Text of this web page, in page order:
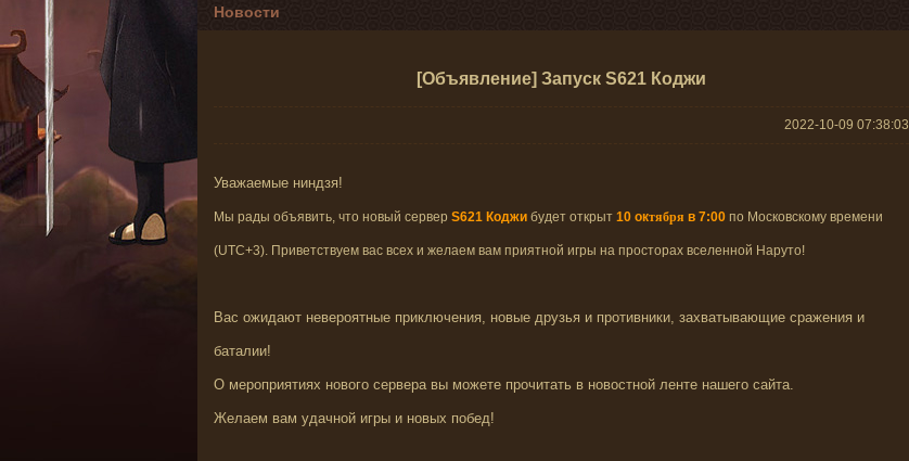
Новости
[Объявление] Запуск S621 Коджи
2022-10-09 07:38:03
Уважаемые ниндзя!
Мы рады объявить, что новый сервер S621 Коджи будет открыт 10 октября в 7:00 по Московскому времени
(UTC+3). Приветствуем вас всех и желаем вам приятной игры на просторах вселенной Наруто!
Вас ожидают невероятные приключения, новые друзья и противники, захватывающие сражения и
баталии!
О мероприятиях нового сервера вы можете прочитать в новостной ленте нашего сайта.
Желаем вам удачной игры и новых побед!